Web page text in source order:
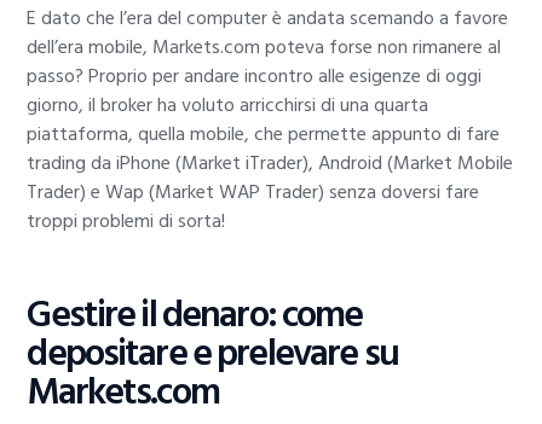
E dato che l’era del computer è andata scemando a favore
dell’era mobile, Markets.com poteva forse non rimanere al
passo? Proprio per andare incontro alle esigenze di oggi
giorno, il broker ha voluto arricchirsi di una quarta
piattaforma, quella mobile, che permette appunto di fare
trading da iPhone (Market iTrader), Android (Market Mobile
Trader) e Wap (Market WAP Trader) senza doversi fare
troppi problemi di sorta!
Gestire il denaro: come
depositare e prelevare su
Markets.com